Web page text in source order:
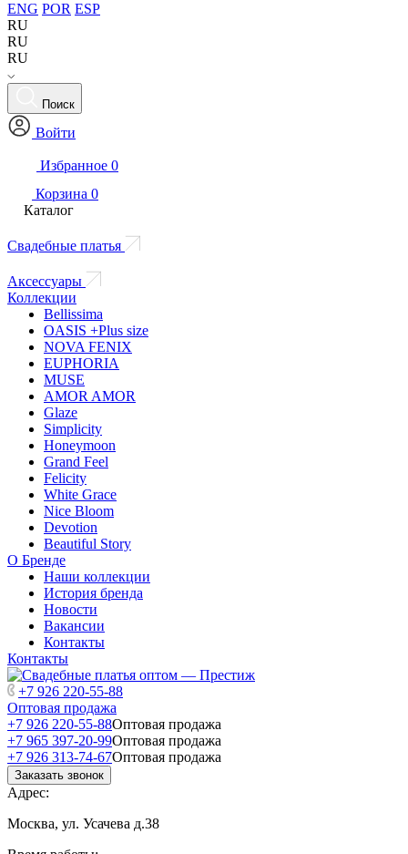
ENG POR ESP
RU
RU
RU
Поиск
Войти
Избранное 0
Корзина 0
Каталог
Свадебные платья
Аксессуары
Коллекции
Bellissima
OASIS +Plus size
NOVA FENIX
EUPHORIA
MUSE
AMOR AMOR
Glaze
Simplicity
Honeymoon
Grand Feel
Felicity
White Grace
Nice Bloom
Devotion
Beautiful Story
О Бренде
Наши коллекции
История бренда
Новости
Вакансии
Контакты
Контакты
+7 926 220-55-88
Оптовая продажа
+7 926 220-55-88Оптовая продажа
+7 965 397-20-99Оптовая продажа
+7 926 313-74-67Оптовая продажа
Заказать звонок
Адрес:
Москва, ул. Усачева д.38